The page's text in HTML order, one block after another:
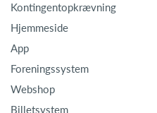
Kontingentopkrævning
Hjemmeside
App
Foreningssystem
Webshop
Billetsystem